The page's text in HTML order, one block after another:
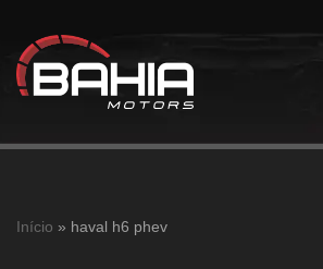
Pular
para
Início » haval h6 phev